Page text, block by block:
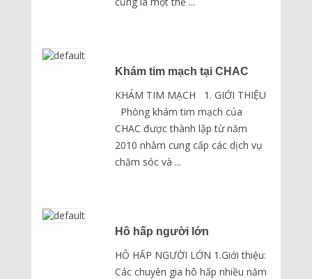
Khám tim mạch tại CHAC
KHÁM TIM MẠCH 1. GIỚI THIỆU
Phòng khám tim mạch của
CHAC được thành lập từ năm
2010 nhằm cung cấp các dịch vụ
chăm sóc và ...
Hô hấp người lớn
HÔ HẤP NGƯỜI LỚN 1.Giới thiệu:
Các chuyên gia hô hấp nhiều năm